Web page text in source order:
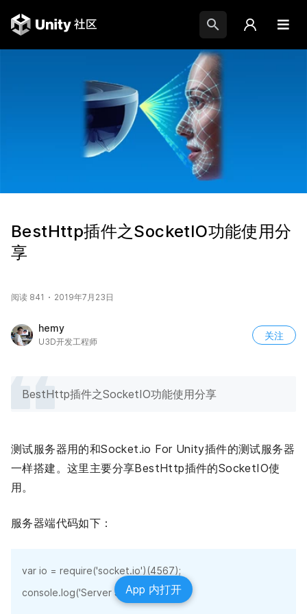
BestHttp插件之SocketIO功能使用分
享
阅读 841 2019年7月23日
hemy
U3D开发工程师
关注
BestHttp插件之SocketIO功能使用分享
测试服务器用的和Socket.io For Unity插件的测试服务器
一样搭建。这里主要分享BestHttp插件的SocketIO使
用。
服务器端代码如下：
var io = require('socket.io')(4567);
console.log('Server Start....');
App 内打开